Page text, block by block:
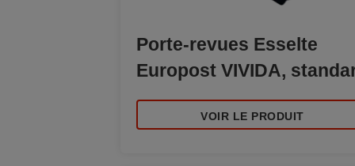
Porte-revues Esselte
Europost VIVIDA,
VOIR LE PRODUIT